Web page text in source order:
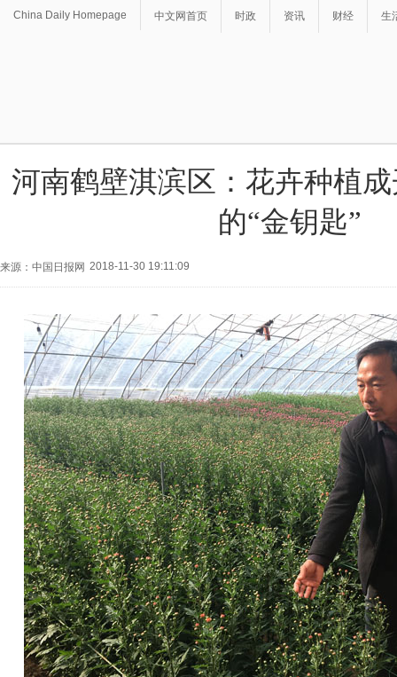
China Daily Homepage 中文网首页 时政 资讯 财经 生
河南鹤壁淇滨区：花卉种植
的“金钥匙”
来源：中国日报网 2018-11-30 19:11:09